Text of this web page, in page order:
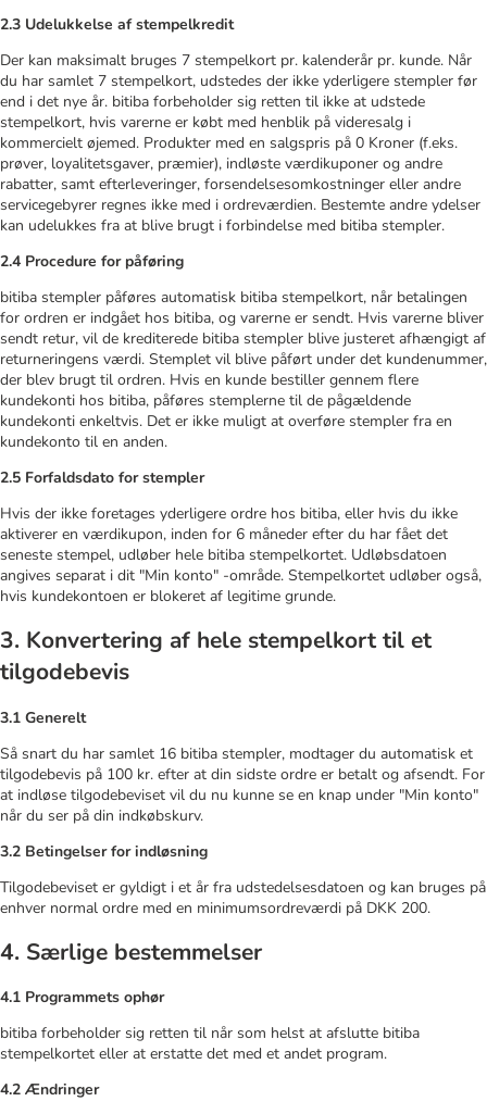
2.3 Udelukkelse af stempelkredit
Der kan maksimalt bruges 7 stempelkort pr. kalenderår pr. kunde. Når
du har samlet 7 stempelkort, udstedes der ikke yderligere stempler før
end i det nye år. bitiba forbeholder sig retten til ikke at udstede
stempelkort, hvis varerne er købt med henblik på videresalg i
kommercielt øjemed. Produkter med en salgspris på 0 Kroner (f.eks.
prøver, loyalitetsgaver, præmier), indløste værdikuponer og andre
rabatter, samt efterleveringer, forsendelsesomkostninger eller andre
servicegebyrer regnes ikke med i ordreværdien. Bestemte andre ydelser
kan udelukkes fra at blive brugt i forbindelse med bitiba stempler.
2.4 Procedure for påføring
bitiba stempler påføres automatisk bitiba stempelkort, når betalingen
for ordren er indgået hos bitiba, og varerne er sendt. Hvis varerne bliver
sendt retur, vil de krediterede bitiba stempler blive justeret afhængigt af
returneringens værdi. Stemplet vil blive påført under det kundenummer,
der blev brugt til ordren. Hvis en kunde bestiller gennem flere
kundekonti hos bitiba, påføres stemplerne til de pågældende
kundekonti enkeltvis. Det er ikke muligt at overføre stempler fra en
kundekonto til en anden.
2.5 Forfaldsdato for stempler
Hvis der ikke foretages yderligere ordre hos bitiba, eller hvis du ikke
aktiverer en værdikupon, inden for 6 måneder efter du har fået det
seneste stempel, udløber hele bitiba stempelkortet. Udløbsdatoen
angives separat i dit "Min konto" -område. Stempelkortet udløber også,
hvis kundekontoen er blokeret af legitime grunde.
3. Konvertering af hele stempelkort til et
tilgodebevis
3.1 Generelt
Så snart du har samlet 16 bitiba stempler, modtager du automatisk et
tilgodebevis på 100 kr. efter at din sidste ordre er betalt og afsendt. For
at indløse tilgodebeviset vil du nu kunne se en knap under "Min konto"
når du ser på din indkøbskurv.
3.2 Betingelser for indløsning
Tilgodebeviset er gyldigt i et år fra udstedelsesdatoen og kan bruges på
enhver normal ordre med en minimumsordreværdi på DKK 200.
4. Særlige bestemmelser
4.1 Programmets ophør
bitiba forbeholder sig retten til når som helst at afslutte bitiba
stempelkortet eller at erstatte det med et andet program.
4.2 Ændringer